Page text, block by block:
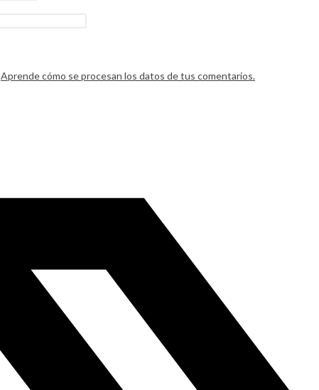
Aprende cómo se procesan los datos de tus comentarios.